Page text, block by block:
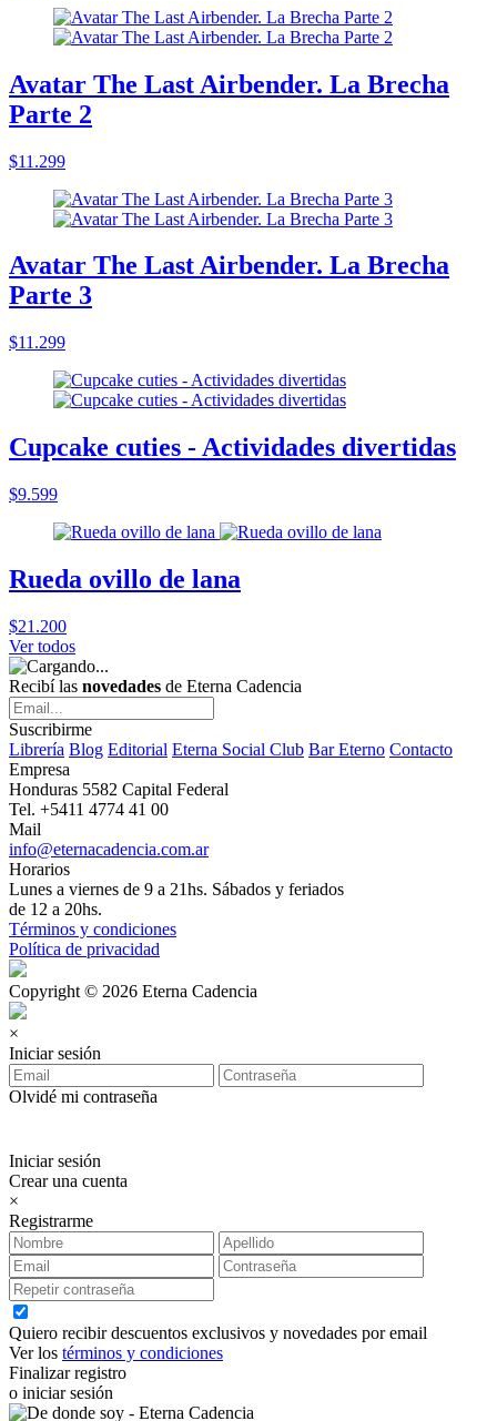
Avatar The Last Airbender. La Brecha
Parte 2
$11.299
Avatar The Last Airbender. La Brecha
Parte 3
$11.299
Cupcake cuties - Actividades divertidas
$9.599
Rueda ovillo de lana
$21.200
Ver todos
Recibí las novedades de Eterna Cadencia
Suscribirme
Librería Blog Editorial Eterna Social Club Bar Eterno Contacto
Empresa
Honduras 5582 Capital Federal
Tel. +5411 4774 41 00
Mail
info@eternacadencia.com.ar
Horarios
Lunes a viernes de 9 a 21hs. Sábados y feriados
de 12 a 20hs.
Términos y condiciones
Política de privacidad
Copyright © 2026 Eterna Cadencia
×
Iniciar sesión
Olvidé mi contraseña
Iniciar sesión
Crear una cuenta
×
Registrarme
Quiero recibir descuentos exclusivos y novedades por email
Ver los términos y condiciones
Finalizar registro
o iniciar sesión